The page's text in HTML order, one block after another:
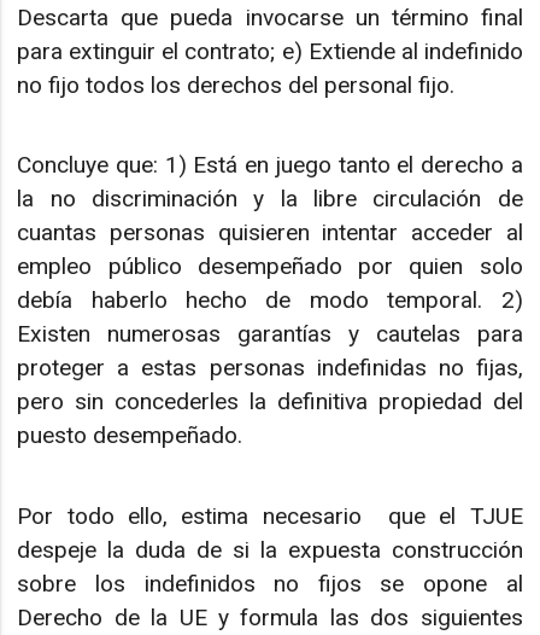
Descarta que pueda invocarse un término final
para extinguir el contrato; e) Extiende al indefinido
no fijo todos los derechos del personal fijo.
Concluye que: 1) Está en juego tanto el derecho a
la no discriminación y la libre circulación de
cuantas personas quisieren intentar acceder al
empleo público desempeñado por quien solo
debía haberlo hecho de modo temporal. 2)
Existen numerosas garantías y cautelas para
proteger a estas personas indefinidas no fijas,
pero sin concederles la definitiva propiedad del
puesto desempeñado.
Por todo ello, estima necesario que el TJUE
despeje la duda de si la expuesta construcción
sobre los indefinidos no fijos se opone al
Derecho de la UE y formula las dos siguientes